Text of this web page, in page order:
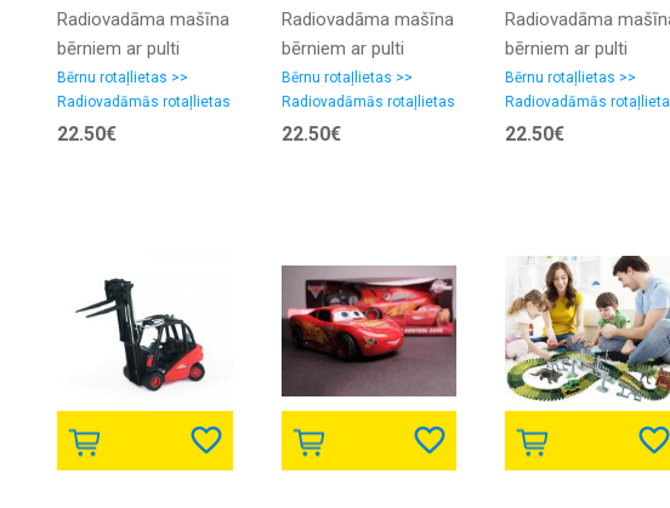
Radiovadāma mašīna
bērniem ar pulti
''transformers'', divi
vienā: auto + robots,
zilā krāsā
Bērnu rotaļlietas >>
Radiovadāmās rotaļlietas
22.50€
Radiovadāma mašīna
bērniem ar pulti
''transformers'', divi
vienā: auto + robots,
zelta
Bērnu rotaļlietas >>
Radiovadāmās rotaļlietas
22.50€
Radiovadāma
bērniem ar pulti
''transformers'', divi
vienā: auto + robots,
sarkana
Bērnu rotaļlietas >>
Radiovadāmās
22.50€